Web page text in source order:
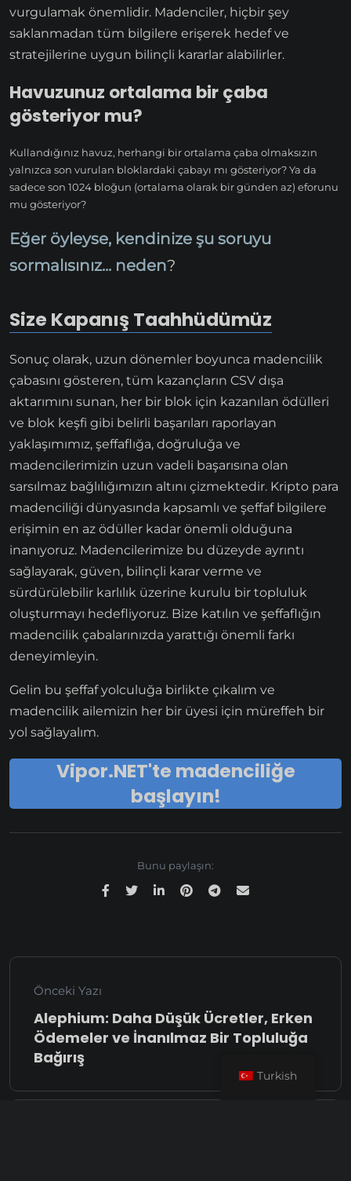
vurgulamak önemlidir. Madenciler, hiçbir şey
saklanmadan tüm bilgilere erişerek hedef ve
stratejilerine uygun bilinçli kararlar alabilirler.
Havuzunuz ortalama bir çaba
gösteriyor mu?
Kullandığınız havuz, herhangi bir ortalama çaba olmaksızın
yalnızca son vurulan bloklardaki çabayı mı gösteriyor? Ya da
sadece son 1024 bloğun (ortalama olarak bir günden az) eforunu
mu gösteriyor?
Eğer öyleyse, kendinize şu soruyu
sormalısınız... neden?
Size Kapanış Taahhüdümüz
Sonuç olarak, uzun dönemler boyunca madencilik
çabasını gösteren, tüm kazançların CSV dışa
aktarımını sunan, her bir blok için kazanılan ödülleri
ve blok keşfi gibi belirli başarıları raporlayan
yaklaşımımız, şeffaflığa, doğruluğa ve
madencilerimizin uzun vadeli başarısına olan
sarsılmaz bağlılığımızın altını çizmektedir. Kripto para
madenciliği dünyasında kapsamlı ve şeffaf bilgilere
erişimin en az ödüller kadar önemli olduğuna
inanıyoruz. Madencilerimize bu düzeyde ayrıntı
sağlayarak, güven, bilinçli karar verme ve
sürdürülebilir karlılık üzerine kurulu bir topluluk
oluşturmayı hedefliyoruz. Bize katılın ve şeffaflığın
madencilik çabalarınızda yarattığı önemli farkı
deneyimleyin.
Gelin bu şeffaf yolculuğa birlikte çıkalım ve
madencilik ailemizin her bir üyesi için müreffeh bir
yol sağlayalım.
Vipor.NET'te madenciliğe
başlayın!
Bunu paylaşın:
Önceki Yazı
Alephium: Daha Düşük Ücretler, Erken
Ödemeler ve İnanılmaz Bir Topluluğa
Bağırış
Turkish